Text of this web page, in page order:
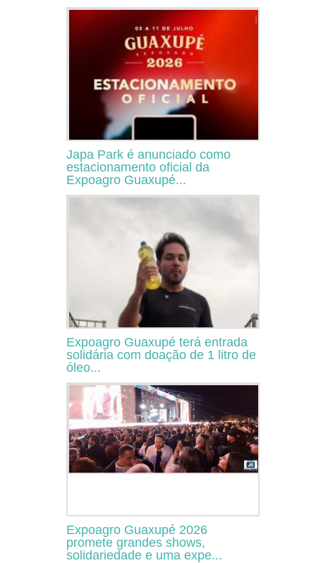
Japa Park é anunciado como
estacionamento oficial da
Expoagro Guaxupé...
Expoagro Guaxupé terá entrada
solidária com doação de 1 litro de
óleo...
Expoagro Guaxupé 2026
promete grandes shows,
solidariedade e uma expe...